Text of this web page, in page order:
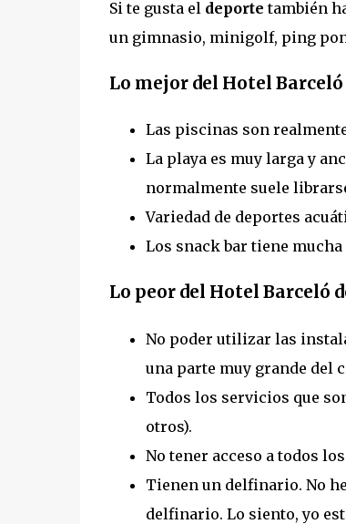
Si te gusta el deporte también
un gimnasio, minigolf, ping
Lo mejor del Hotel
Las piscinas son
La playa es muy larga y
normalmente suele
Variedad de deportes
Los snack bar tiene
Lo peor del Hotel Barceló
No poder utilizar las
una parte muy grande del
Todos los servicios que
otros).
No tener acceso a todos
Tienen un delfinario. No
delfinario. Lo siento, yo